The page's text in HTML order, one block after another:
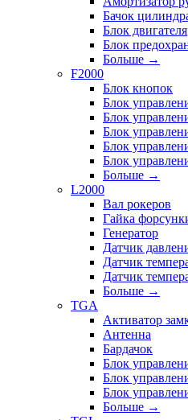
Бачок
Блок двигателя
Блок
Больше →
F2000
Блок кнопок
Блок
Блок
Блок
Блок
Блок
Больше →
L2000
Вал рокеров
Гайка
Генератор
Датчик
Датчик
Датчик
Больше →
TGA
Активатор
Антенна
Бардачок
Блок
Блок
Блок
Больше →